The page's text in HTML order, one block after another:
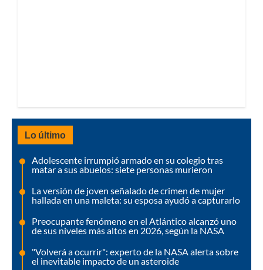
Lo último
Adolescente irrumpió armado en su colegio tras
matar a sus abuelos: siete personas murieron
La versión de joven señalado de crimen de mujer
hallada en una maleta: su esposa ayudó a capturarlo
Preocupante fenómeno en el Atlántico alcanzó uno
de sus niveles más altos en 2026, según la NASA
"Volverá a ocurrir": experto de la NASA alerta sobre
el inevitable impacto de un asteroide